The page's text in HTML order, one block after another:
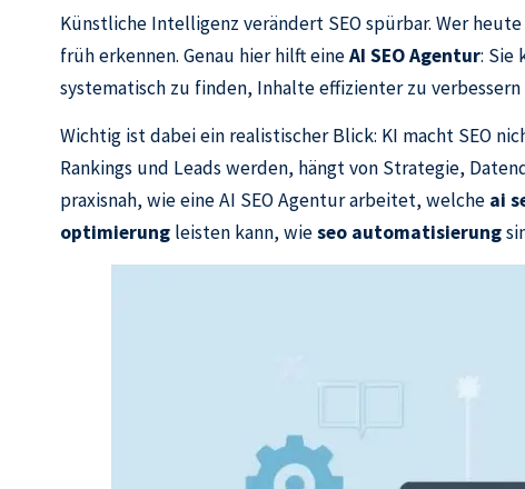
Künstliche Intelligenz verändert SEO spürbar. Wer
früh erkennen. Genau hier hilft eineAI SEO Agentur: Sie
systematisch zu finden, Inhalte effizienter zu
Wichtig ist dabei ein realistischer Blick: KI macht SEO
Rankings und Leads werden, hängt von Strategie,
praxisnah, wie eine AI SEO Agentur arbeitet, welche ai
optimierungleisten kann, wieseo automatisierung